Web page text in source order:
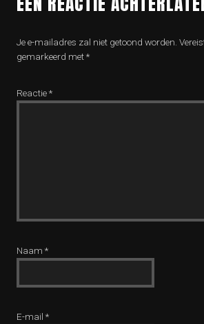
Je e-mailadres zal niet getoond worden.
gemarkeerd met*
Reactie*
Naam *
E-mail *